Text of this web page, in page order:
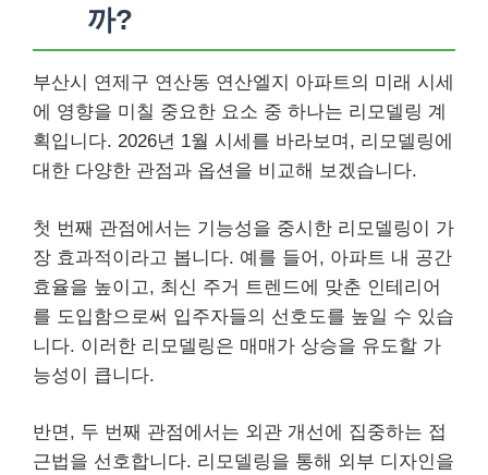
까?
부산시 연제구 연산동 연산엘지 아파트의 미래 시세
에 영향을 미칠 중요한 요소 중 하나는 리모델링 계
획입니다. 2026년 1월 시세를 바라보며, 리모델링에
대한 다양한 관점과 옵션을 비교해 보겠습니다.
첫 번째 관점에서는 기능성을 중시한 리모델링이 가
장 효과적이라고 봅니다. 예를 들어, 아파트 내 공간
효율을 높이고, 최신 주거 트렌드에 맞춘 인테리어
를 도입함으로써 입주자들의 선호도를 높일 수 있습
니다. 이러한 리모델링은 매매가 상승을 유도할 가
능성이 큽니다.
반면, 두 번째 관점에서는 외관 개선에 집중하는 접
근법을 선호합니다. 리모델링을 통해 외부 디자인을